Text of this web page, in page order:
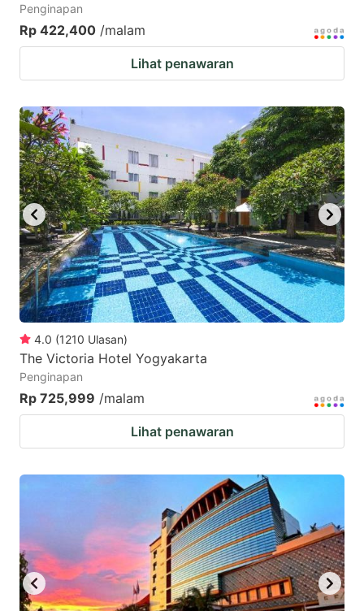
Penginapan
Rp 422,400 /malam
Lihat penawaran
4.0 (1210 Ulasan)
The Victoria Hotel Yogyakarta
Penginapan
Rp 725,999 /malam
Lihat penawaran